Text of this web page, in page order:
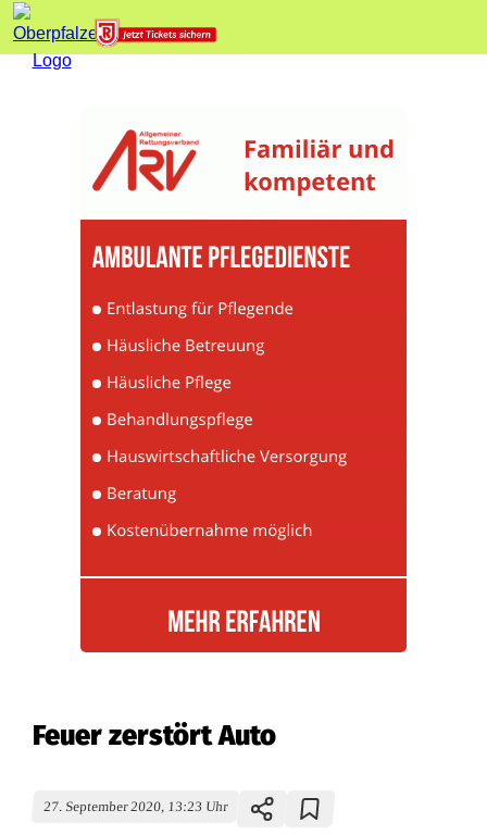
Feuer zerstört Auto
27. September 2020, 13:23 Uhr